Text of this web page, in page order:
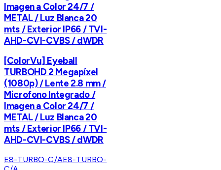
Imagen a Color 24/7 /
METAL / Luz Blanca 20
mts / Exterior IP66 / TVI-
AHD-CVI-CVBS / dWDR
[ColorVu] Eyeball
TURBOHD 2 Megapíxel
(1080p) / Lente 2.8 mm /
Microfono Integrado /
Imagen a Color 24/7 /
METAL / Luz Blanca 20
mts / Exterior IP66 / TVI-
AHD-CVI-CVBS / dWDR
E8-TURBO-C/AE8-TURBO-